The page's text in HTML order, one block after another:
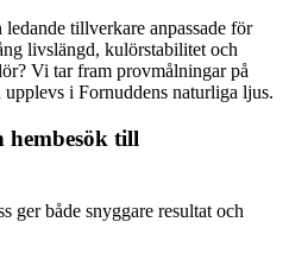
tillverkare anpassade för
livslängd, kulörstabilitet och
Vi tar fram provmålningar på
upplevs i Fornuddens naturliga ljus.
hembesök till
ger både snyggare resultat och